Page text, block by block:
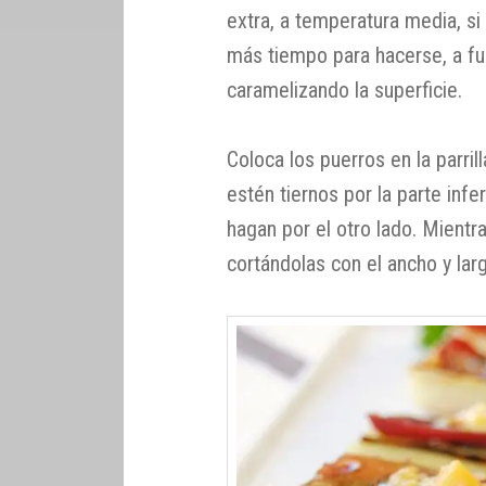
extra, a temperatura media,
más tiempo para hacerse, a
caramelizando la superficie.
Coloca los puerros en la
estén tiernos por la parte
hagan por el otro lado.
cortándolas con el ancho y